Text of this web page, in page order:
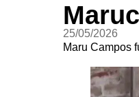
25/05/2026
Maru Campos